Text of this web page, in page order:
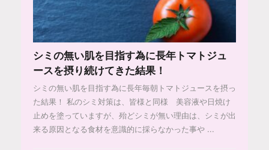
シミの無い肌を目指す為に長年トマトジュ
ースを摂り続けてきた結果！
シミの無い肌を目指す為に長年毎朝トマトジュースを摂っ
た結果！ 私のシミ対策は、皆様と同様 美容液や日焼け
止めを塗っていますが、殆どシミが無い理由は、シミが出
来る原因となる食材を意識的に採らなかった事や ...